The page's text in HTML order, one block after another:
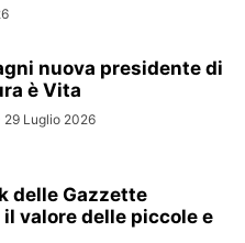
nuova presidente di
è Vita
29 Luglio 2026
delle Gazzette
valore delle piccole e